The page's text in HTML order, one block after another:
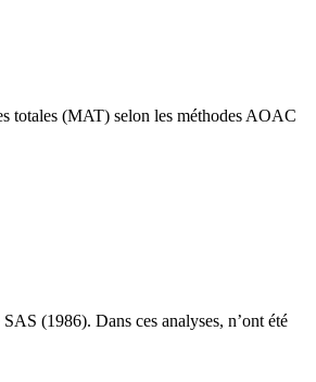
totales (MAT) selon les méthodes AOAC
SAS (1986). Dans ces analyses, n’ont été